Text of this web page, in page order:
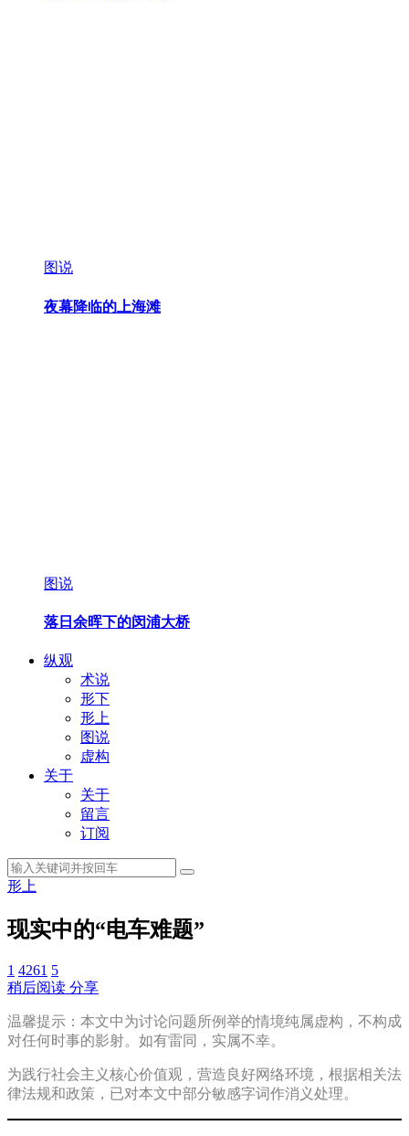
图说
夜幕降临的上海滩
图说
落日余晖下的闵浦大桥
纵观
术说
形下
形上
图说
虚构
关于
关于
留言
订阅
形上
现实中的“电车难题”
1 4261 5
稍后阅读 分享
温馨提示：本文中为讨论问题所例举的情境纯属虚构，不构成
对任何时事的影射。如有雷同，实属不幸。
为践行社会主义核心价值观，营造良好网络环境，根据相关法
律法规和政策，已对本文中部分敏感字词作消义处理。